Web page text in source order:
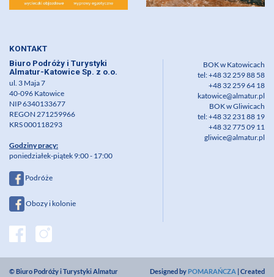
KONTAKT
Biuro Podróży i Turystyki
Almatur-Katowice Sp. z o.o.
ul. 3 Maja 7
40-096 Katowice
NIP 6340133677
REGON 271259966
KRS 000118293
Godziny pracy:
poniedziałek-piątek 9:00 - 17:00
Podróże
Obozy i kolonie
BOK w Katowicach
tel: +48 32 259 88 58
+48 32 259 64 18
katowice@almatur.pl
BOK w Gliwicach
tel: +48 32 231 88 19
+48 32 775 09 11
gliwice@almatur.pl
© Biuro Podróży i Turystyki Almatur
Designed by POMARAŃCZA | Created